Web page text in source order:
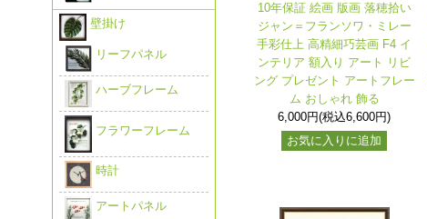
10年保証 絵画 版画 落穂拾い
ジャン＝フランソワ・ミレー
手彩仕上 高精細巧芸画 F4 イ
ンテリア 額入り アート リビ
ング プレゼント アートフレー
ム おしゃれ 飾る
6,000円(税込6,600円)
お気に入りに追加
壁掛け
リーフパネル
ハーブフレーム
フラワーフレーム
時計
アートパネル